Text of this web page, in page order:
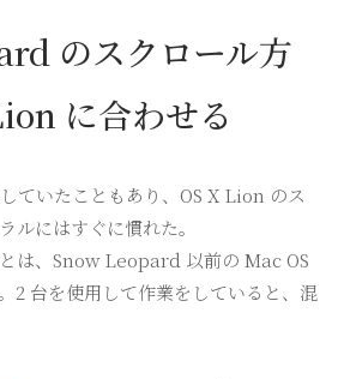
のスクロール方
に合わせる
ていたこともあり、OS X Lion のス
ルにはすぐに慣れた。
は、Snow Leopard 以前の Mac OS
2 台を使用して作業をしていると、混